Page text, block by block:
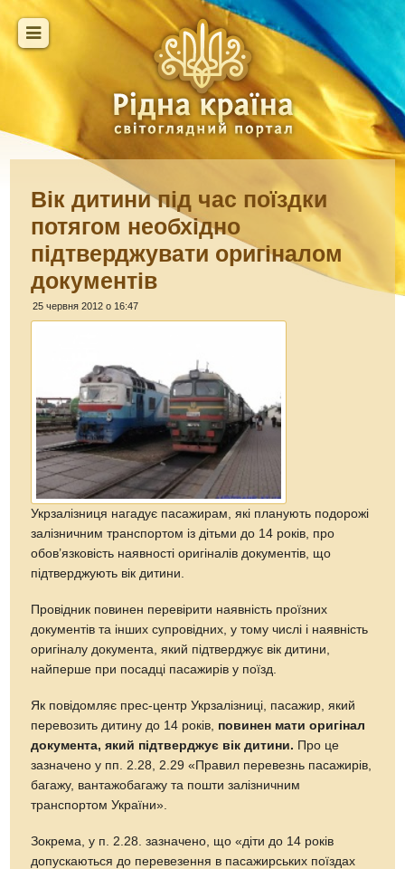
Вік дитини під час поїздки
потягом необхідно
підтверджувати оригіналом
документів
25 червня 2012 о 16:47
Укрзалізниця нагадує пасажирам, які планують подорожі
залізничним транспортом із дітьми до 14 років, про
обов’язковість наявності оригіналів документів, що
підтверджують вік дитини.
Провідник повинен перевірити наявність проїзних
документів та інших супровідних, у тому числі і наявність
оригіналу документа, який підтверджує вік дитини,
найперше при посадці пасажирів у поїзд.
Як повідомляє прес-центр Укрзалізниці, пасажир, який
перевозить дитину до 14 років, повинен мати оригінал
документа, який підтверджує вік дитини. Про це
зазначено у пп. 2.28, 2.29 «Правил перевезнь пасажирів,
багажу, вантажобагажу та пошти залізничним
транспортом України».
Зокрема, у п. 2.28. зазначено, що «діти до 14 років
допускаються до перевезення в пасажирських поїздах